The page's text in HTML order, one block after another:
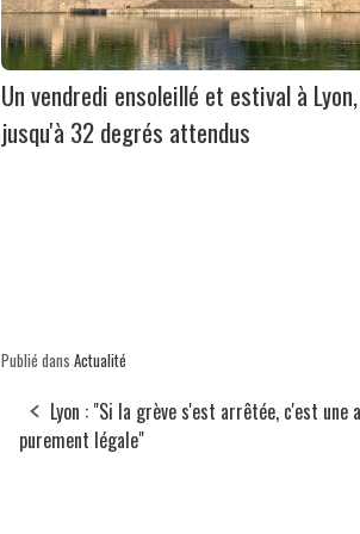
Un vendredi ensoleillé et estival à Lyon,
jusqu'à 32 degrés attendus
Publié dans Actualité
Lyon : "Si la grève s'est arrêtée, c'est une
purement légale"